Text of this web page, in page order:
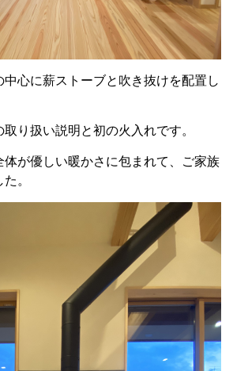
心に薪ストーブと吹き抜けを配置し
り扱い説明と初の火入れです。
体が優しい暖かさに包まれて、ご家族
。